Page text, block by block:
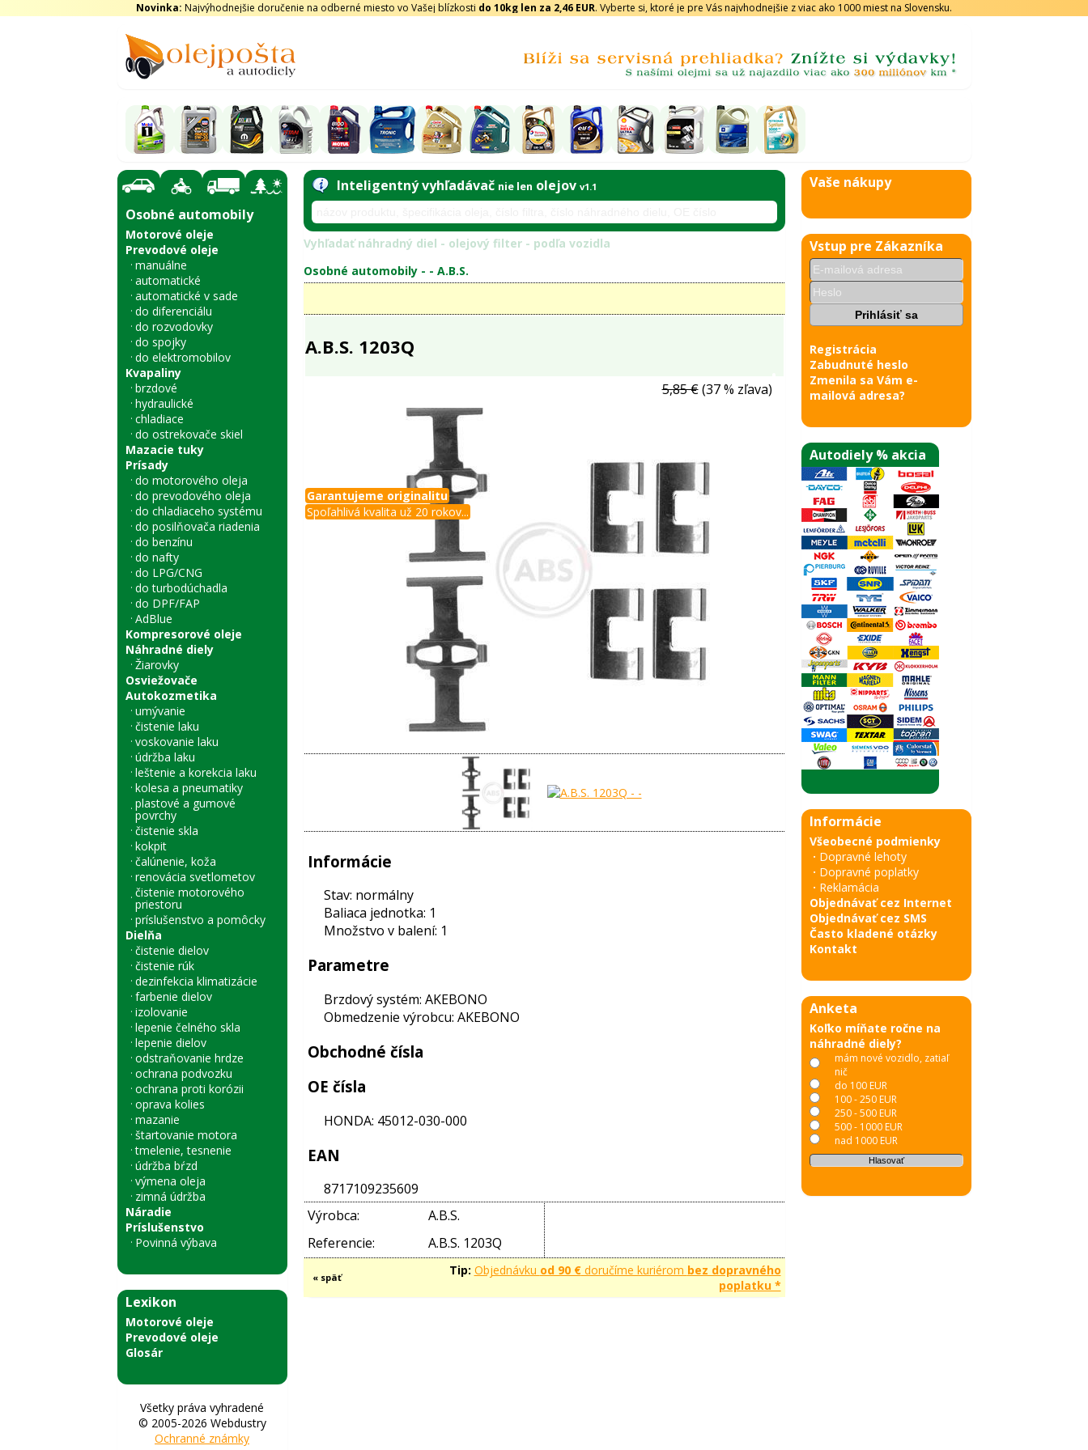
Novinka: Najvýhodnejšie doručenie na odberné miesto vo Vašej blízkosti do 10kg len za 2,46 EUR. Vyberte si, ktoré je pre Vás najvhodnejšie z viac ako 1000 miest na Slovensku.
Osobné automobily
Motorové oleje
Prevodové oleje
manuálne
automatické
automatické v sade
do diferenciálu
do rozvodovky
do spojky
do elektromobilov
Kvapaliny
brzdové
hydraulické
chladiace
do ostrekovače skiel
Mazacie tuky
Prísady
do motorového oleja
do prevodového oleja
do chladiaceho systému
do posilňovača riadenia
do benzínu
do nafty
do LPG/CNG
do turbodúchadla
do DPF/FAP
AdBlue
Kompresorové oleje
Náhradné diely
Žiarovky
Osviežovače
Autokozmetika
umývanie
čistenie laku
voskovanie laku
údržba laku
leštenie a korekcia laku
kolesa a pneumatiky
plastové a gumové
povrchy
čistenie skla
kokpit
čalúnenie, koža
renovácia svetlometov
čistenie motorového
priestoru
príslušenstvo a pomôcky
Dielňa
čistenie dielov
čistenie rúk
dezinfekcia klimatizácie
farbenie dielov
izolovanie
lepenie čelného skla
lepenie dielov
odstraňovanie hrdze
ochrana podvozku
ochrana proti korózii
oprava kolies
mazanie
štartovanie motora
tmelenie, tesnenie
údržba bŕzd
výmena oleja
zimná údržba
Náradie
Príslušenstvo
Povinná výbava
Lexikon
Motorové oleje
Prevodové oleje
Glosár
Všetky práva vyhradené
© 2005-2026 Webdustry
Ochranné známky
Inteligentný vyhľadávač nie len olejov v1.1
Vyhľadať náhradný diel - olejový filter - podľa vozidla
Osobné automobily - - A.B.S.
A.B.S. 1203Q
5,85 €(37 % zľava)
Garantujeme originalitu
Spoľahlivá kvalita už 20 rokov...
Informácie
Stav: normálny
Baliaca jednotka: 1
Množstvo v balení: 1
Parametre
Brzdový systém: AKEBONO
Obmedzenie výrobcu: AKEBONO
Obchodné čísla
OE čísla
HONDA: 45012-030-000
EAN
8717109235609
Výrobca:
A.B.S.
Referencie:
A.B.S. 1203Q
« späť Tip: Objednávku od 90 €doručíme kuriérom bez dopravného
poplatku *
Vaše nákupy
Vstup pre Zákazníka
Registrácia
Zabudnuté heslo
Zmenila sa Vám e-
mailová adresa?
Autodiely % akcia
Informácie
Všeobecné podmienky
· Dopravné lehoty
· Dopravné poplatky
· Reklamácia
Objednávať cez Internet
Objednávať cez SMS
Často kladené otázky
Kontakt
Anketa
Koľko míňate ročne na
náhradné diely?
mám nové vozidlo, zatiaľ
nič
do 100 EUR
100 - 250 EUR
250 - 500 EUR
500 - 1000 EUR
nad 1000 EUR